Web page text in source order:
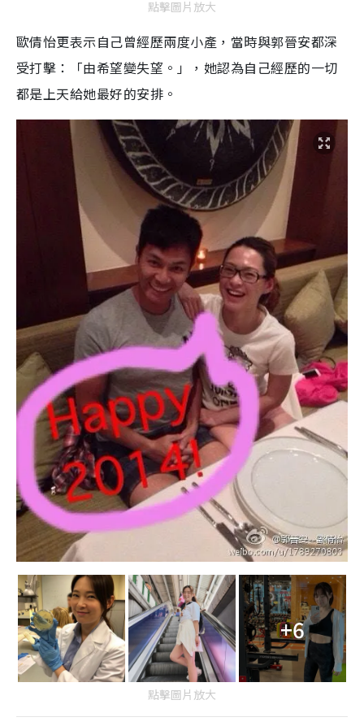
點擊圖片放大
歐倩怡更表示自己曾經歷兩度小產，當時與郭晉安都深
受打擊：「由希望變失望。」，她認為自己經歷的一切
都是上天給她最好的安排。
+6
點擊圖片放大